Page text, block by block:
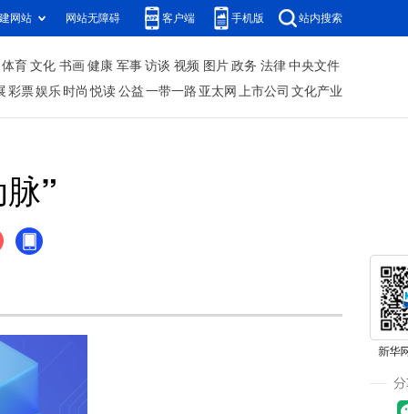
网站 网站无障碍 客户端 手机版 站内搜索
体育 文化 书画 健康 军事 访谈 视频 图片 政务 法律 中央文件
彩票娱乐 时尚 悦读 公益 一带一路 亚太网 上市公司 文化产业
”